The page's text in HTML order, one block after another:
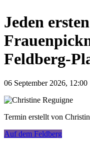
Jeden
Feldberg-
06 September 2026, 12:00
Termin erstellt von
Auf dem Feldberg